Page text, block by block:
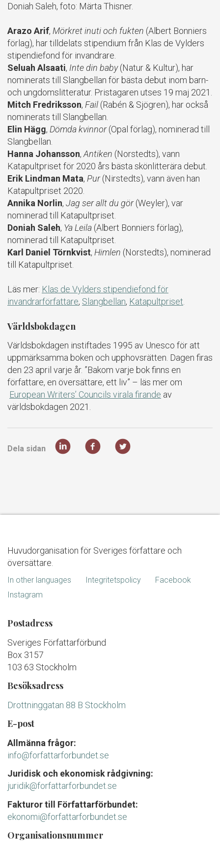
Doniah Saleh, foto: Märta Thisner.
Arazo Arif, Mörkret inuti och fukten (Albert Bonniers
förlag), har tilldelats stipendium från Klas de Vylders
stipendiefond för invandrare.
Seluah Alsaati, Inte din baby(Natur & Kultur), har
nominerats till Slangbellan för bästa debut inom barn-
och ungdomslitteratur. Pristagaren utses 19 maj 2021.
Mitch Fredriksson, Fail (Rabén & Sjögren), har också
nominerats till Slangbellan.
Elin Hägg, Dömda kvinnor(Opal förlag), nominerad till
Slangbellan.
Hanna Johansson, Antiken (Norstedts), vann
Katapultpriset för 2020 års bästa skönlitterära debut.
Erik Lindman Mata, Pur(Nirstedts), vann även han
Katapultpriset 2020.
Annika Norlin, Jag ser allt du gör(Weyler), var
nominerad till Katapultpriset.
Doniah Saleh, Ya Leila (Albert Bonniers förlag),
nominerad till Katapultpriset.
Karl Daniel Törnkvist, Himlen (Norstedts), nominerad
till Katapultpriset.
Läs mer: Klas de Vylders stipendiefond för
invandrarförfattare, Slangbellan, Katapultpriset
Världsbokdagen
Världsbokdagen instiftades 1995 av Unesco för att
uppmärksamma boken och upphovsrätten. Dagen firas
den 23 april varje år. ”Bakom varje bok finns en
författare, en översättare, ett liv” – läs mer om
European Writers’ Councils virala firande av
världsbokdagen 2021.
Dela sidan
Huvudorganisation för Sveriges författare och
översättare.
In other languages Integritetspolicy
Facebook
Instagram
Postadress
Sveriges Författarförbund
Box 3157
103 63 Stockholm
Besöksadress
Drottninggatan 88 B Stockholm
E-post
Allmänna frågor:
info@forfattarforbundet.se
Juridisk och ekonomisk rådgivning:
juridik@forfattarforbundet.se
Fakturor till Författarförbundet:
ekonomi@forfattarforbundet.se
Organisationsnummer